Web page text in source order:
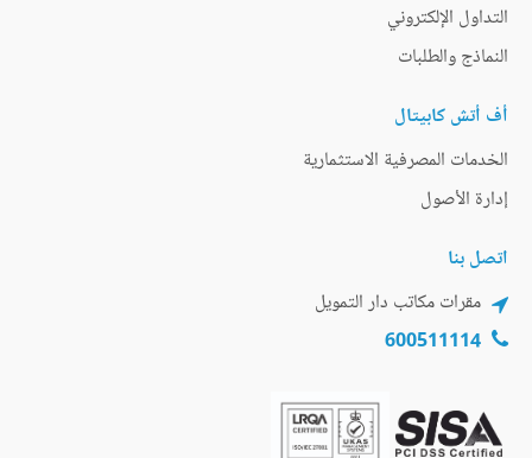
التداول الإلكتروني
النماذج والطلبات
أف أتش كابيتال
الخدمات المصرفية الاستثمارية
إدارة الأصول
اتصل بنا
مقرات مكاتب دار التمويل
600511114